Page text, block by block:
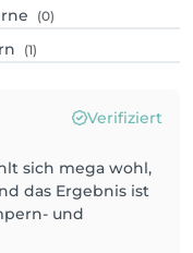
(0)
(1)
Verifiziert
sich mega wohl,
das Ergebnis ist
und